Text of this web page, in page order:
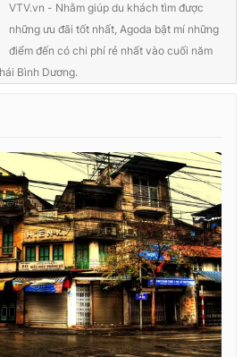
VTV.vn - Nhằm giúp du khách tìm được
những ưu đãi tốt nhất, Agoda bật mí những
điểm đến có chi phí rẻ nhất vào cuối năm
Bình Dương.